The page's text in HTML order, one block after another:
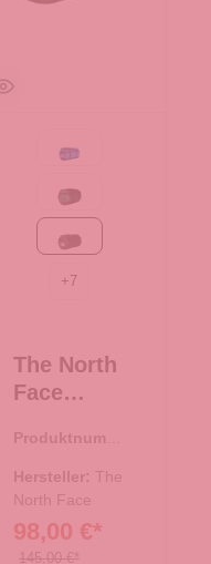
Active blue
Evergreen-TNF Black
TNF Black
+7
The North
Face
e/Rucksac
k Base
Camp
Duffel S
TNF Black
Produktnumme
Hersteller: The
North Face
98,00 €*
145,00 €*